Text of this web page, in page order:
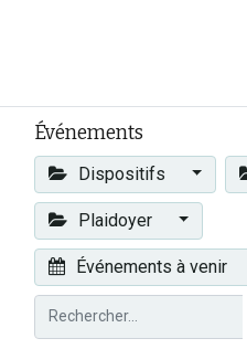
Événements
Dispositifs
Plaidoyer
Événements à venir